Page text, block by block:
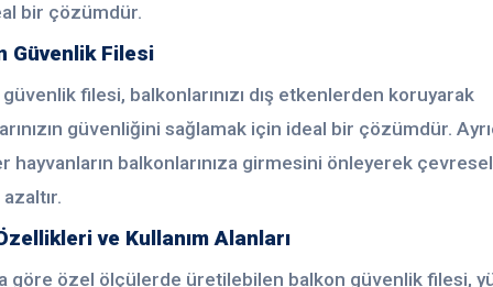
bir çözümdür.
Güvenlik Filesi
filesi, balkonlarınızı dış etkenlerden koruyarak
güvenliğini sağlamak için ideal bir çözümdür.
hayvanların balkonlarınıza girmesini önleyerek çevresel
ve Kullanım Alanları
göre özel ölçülerde üretilebilen balkon güvenlik filesi,